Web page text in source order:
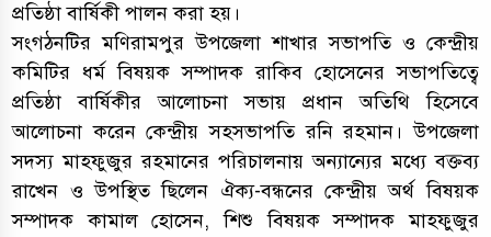
প্রতিষ্ঠা বার্ষিকী পালন করা হয়।
সংগঠনটির মণিরামপুর উপজেলা শাখার সভাপতি ও কেন্দ্রীয়
কমিটির ধর্ম বিষয়ক সম্পাদক রাকিব হোসেনের সভাপতিত্বে
প্রতিষ্ঠা বার্ষিকীর আলোচনা সভায় প্রধান অতিথি হিসেবে
আলোচনা করেন কেন্দ্রীয় সহসভাপতি রনি রহমান। উপজেলা
সদস্য মাহফুজুর রহমানের পরিচালনায় অন্যান্যের মধ্যে বক্তব্য
রাখেন ও উপস্থিত ছিলেন ঐক্য-বন্ধনের কেন্দ্রীয় অর্থ বিষয়ক
সম্পাদক কামাল হোসেন, শিশু বিষয়ক সম্পাদক মাহফুজুর